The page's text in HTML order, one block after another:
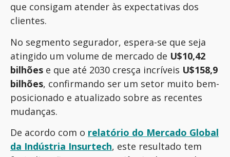
que consigam atender às expectativas dos
clientes.
No segmento segurador, espera-se que seja
atingido um volume de mercado de U$10,42
bilhões e que até 2030 cresça incríveis U$158,9
bilhões, confirmando ser um setor muito bem-
posicionado e atualizado sobre as recentes
mudanças.
De acordo com o relatório do Mercado Global
da Indústria Insurtech, este resultado tem